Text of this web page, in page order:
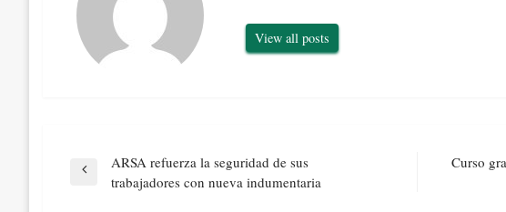
View all posts
Navegación
Previous
ARSA refuerza la seguridad de sus
trabajadores con nueva indumentaria
Curso